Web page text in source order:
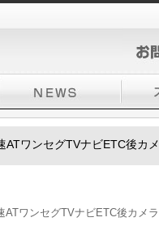
ワンセグTVナビETC後カメ
ワンセグTVナビETC後カメラ